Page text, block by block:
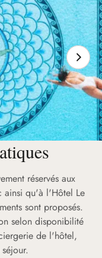
réservés aux
ainsi qu'à l'Hôtel Le
sont proposés.
selon disponibilité
de l'hôtel,